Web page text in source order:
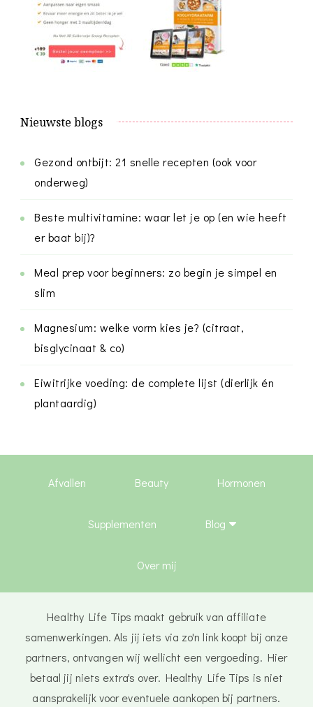
Nieuwste blogs
Gezond ontbijt: 21 snelle recepten (ook voor
onderweg)
Beste multivitamine: waar let je op (en wie heeft
er baat bij)?
Meal prep voor beginners: zo begin je simpel en
slim
Magnesium: welke vorm kies je? (citraat,
bisglycinaat & co)
Eiwitrijke voeding: de complete lijst (dierlijk én
plantaardig)
Afvallen Beauty Hormonen
Supplementen Blog
Over mij
Healthy Life Tips maakt gebruik van affiliate
samenwerkingen. Als jij iets via zo'n link koopt bij onze
partners, ontvangen wij wellicht een vergoeding. Hier
betaal jij niets extra's over. Healthy Life Tips is niet
aansprakelijk voor eventuele aankopen bij partners.